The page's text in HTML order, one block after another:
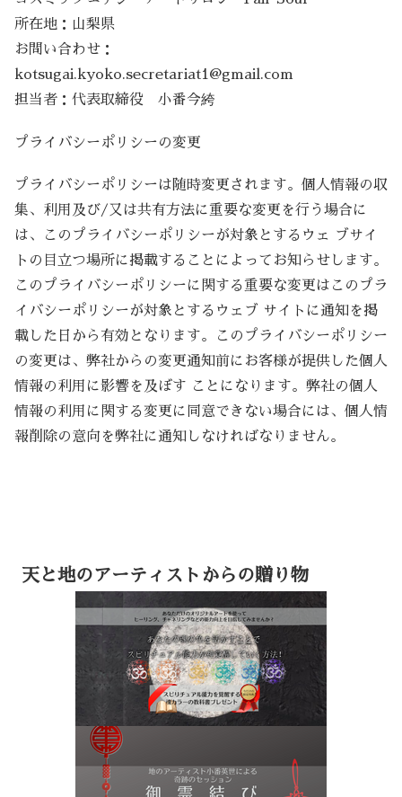
所在地：山梨県
お問い合わせ：
kotsugai.kyoko.secretariat1@gmail.com
担当者：代表取締役 小番今絝
プライバシーポリシーの変更
プライバシーポリシーは随時変更されます。個人情報の収
集、利用及び/又は共有方法に重要な変更を行う場合に
は、このプライバシーポリシーが対象とするウェ ブサイ
トの目立つ場所に掲載することによってお知らせします。
このプライバシーポリシーに関する重要な変更はこのプラ
イバシーポリシーが対象とするウェブ サイトに通知を掲
載した日から有効となります。このプライバシーポリシー
の変更は、弊社からの変更通知前にお客様が提供した個人
情報の利用に影響を及ぼす ことになります。弊社の個人
情報の利用に関する変更に同意できない場合には、個人情
報削除の意向を弊社に通知しなければなりません。
天と地のアーティストからの贈り物